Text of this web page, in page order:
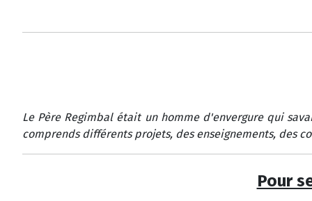
Le Père Regimbal était un homme d'envergure qui
comprends différents projets, des enseignements, des
Pour